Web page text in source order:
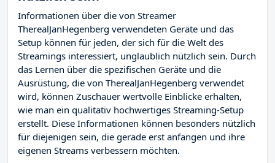
Informationen über die von Streamer
TherealJanHegenberg verwendeten Geräte und das
Setup können für jeden, der sich für die Welt des
Streamings interessiert, unglaublich nützlich sein. Durch
das Lernen über die spezifischen Geräte und die
Ausrüstung, die von TherealJanHegenberg verwendet
wird, können Zuschauer wertvolle Einblicke erhalten,
wie man ein qualitativ hochwertiges Streaming-Setup
erstellt. Diese Informationen können besonders nützlich
für diejenigen sein, die gerade erst anfangen und ihre
eigenen Streams verbessern möchten.